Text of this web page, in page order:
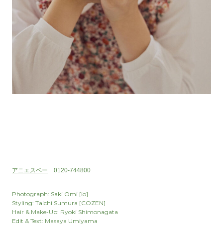
アニエスベー 0120-744800
Photograph: Saki Omi [io]
Styling: Taichi Sumura [COZEN]
Hair & Make-Up: Ryoki Shimonagata
Edit & Text: Masaya Umiyama